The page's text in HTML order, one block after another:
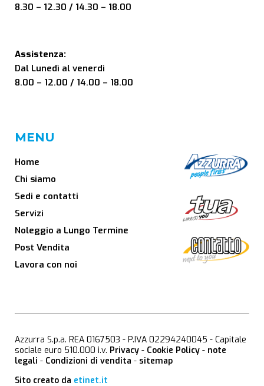
8.30 – 12.30 / 14.30 – 18.00
Assistenza:
Dal Lunedì al venerdì
8.00 – 12.00 / 14.00 – 18.00
MENU
Home
Chi siamo
Sedi e contatti
Servizi
Noleggio a Lungo Termine
Post Vendita
Lavora con noi
Azzurra S.p.a. REA 0167503 - P.IVA 02294240045 - Capitale
sociale euro 510.000 i.v. Privacy - Cookie Policy - note
legali - Condizioni di vendita - sitemap
Sito creato da etinet.it